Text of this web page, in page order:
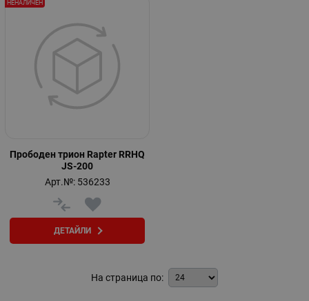
Прободен трион Rapter RRHQ
JS-200
Арт.№: 536233
ДЕТАЙЛИ
НЕНАЛИЧЕН
На страница по: